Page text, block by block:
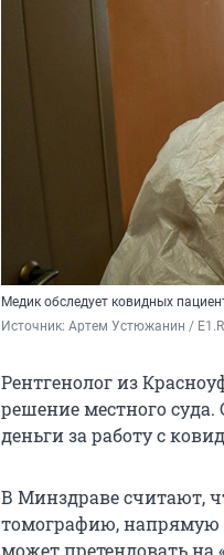
Медик обследует ковидных
Источник: Артем Устюжанин /
Рентгенолог из
решение местного суда.
деньги за работу с
В Минздраве считают,
томографию, напрямую
может претендовать